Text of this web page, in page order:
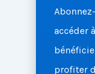
accéder
profiter